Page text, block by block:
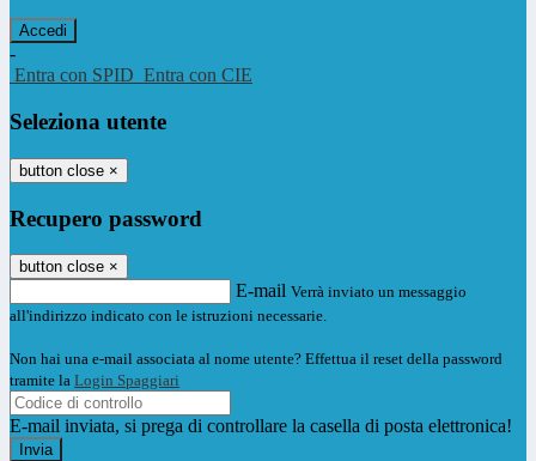
-
Entra con SPID Entra con CIE
Seleziona utente
button close ×
Recupero password
button close ×
E-mail Verrà inviato un messaggio
all'indirizzo indicato con le istruzioni necessarie.
Non hai una e-mail associata al nome utente? Effettua il reset della password
tramite la Login Spaggiari
E-mail inviata, si prega di controllare la casella di posta elettronica!